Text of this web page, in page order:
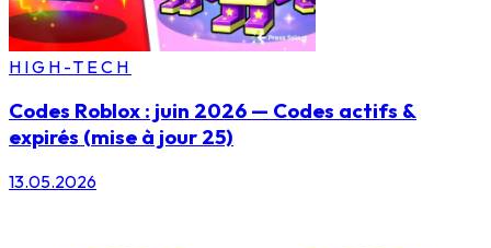
HIGH-TECH
Codes Roblox : juin 2026 — Codes actifs &
expirés (mise à jour 25)
13.05.2026